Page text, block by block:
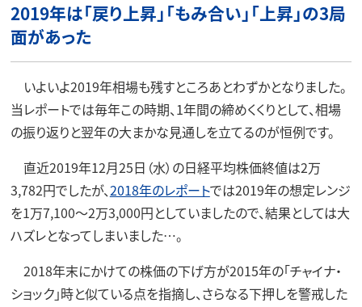
2019年は「戻り上昇」「もみ合い」「上昇」の3局
面があった
いよいよ2019年相場も残すところあとわずかとなりました。
当レポートでは毎年この時期、1年間の締めくくりとして、相場
の振り返りと翌年の大まかな見通しを立てるのが恒例です。
直近2019年12月25日（水）の日経平均株価終値は2万
3,782円でしたが、2018年のレポートでは2019年の想定レンジ
を1万7,100～2万3,000円としていましたので、結果としては大
ハズレとなってしまいました…。
2018年末にかけての株価の下げ方が2015年の「チャイナ・
ショック」時と似ている点を指摘し、さらなる下押しを警戒した